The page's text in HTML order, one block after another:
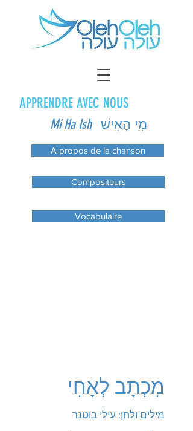
מִכְתָב לְאָחִי
מילים ולחן: עילי בוטנר
A propos de la chanson
Compositeurs
Vocabulaire
Mi Ha Ish מִי הָאִישׁ
APPRENDRE AVEC NOUS